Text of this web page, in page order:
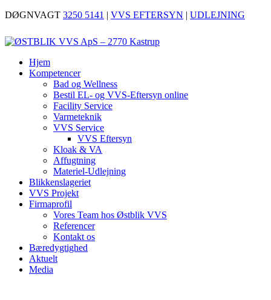
DØGNVAGT 3250 5141 | VVS EFTERSYN | UDLEJNING
Hjem
Kompetencer
Bad og Wellness
Bestil EL- og VVS-Eftersyn online
Facility Service
Varmeteknik
VVS Service
VVS Eftersyn
Kloak & VA
Affugtning
Materiel-Udlejning
Blikkenslageriet
VVS Projekt
Firmaprofil
Vores Team hos Østblik VVS
Referencer
Kontakt os
Bæredygtighed
Aktuelt
Media